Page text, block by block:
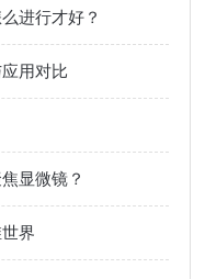
进行才好？
用对比
显微镜？
界